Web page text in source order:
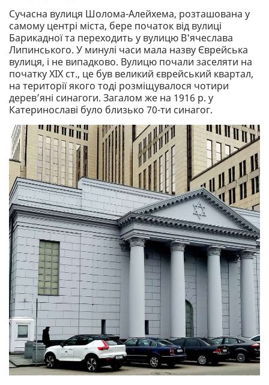
Сучасна вулиця Шолома-Алейхема, розташована у
самому центрі міста, бере початок від вулиці
Барикадної та переходить у вулицю В'ячеслава
Липинського. У минулі часи мала назву Єврейська
вулиця, і не випадково. Вулицю почали заселяти на
початку XIX ст., це був великий єврейський квартал,
на території якого тоді розміщувалося чотири
дерев’яні синагоги. Загалом же на 1916 р. у
Катеринославі було близько 70-ти синагог.